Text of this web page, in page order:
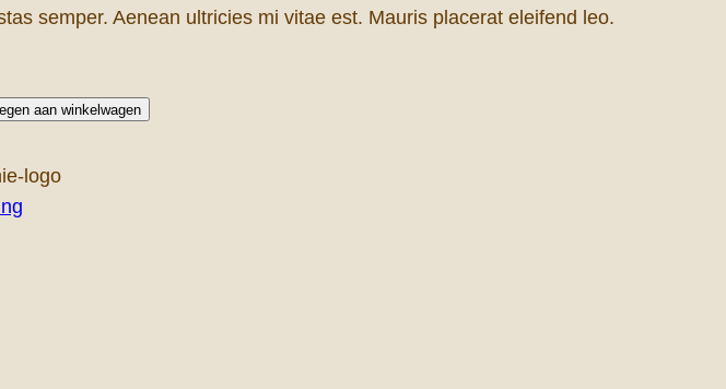
semper. Aenean ultricies mi vitae est. Mauris placerat eleifend leo.
aan winkelwagen
logo